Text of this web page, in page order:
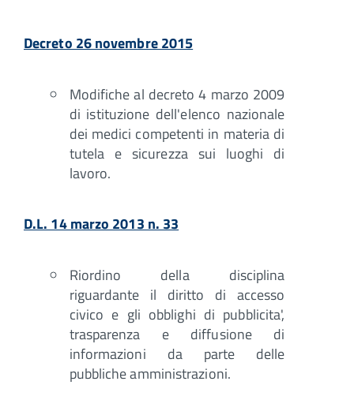
Decreto 26 novembre 2015
Modifiche al decreto 4 marzo 2009
di istituzione dell'elenco nazionale
dei medici competenti in materia di
tutela e sicurezza sui luoghi di
lavoro.
D.L. 14 marzo 2013 n. 33
Riordino della disciplina
riguardante il diritto di accesso
civico e gli obblighi di pubblicita',
trasparenza e diffusione di
informazioni da parte delle
pubbliche amministrazioni.